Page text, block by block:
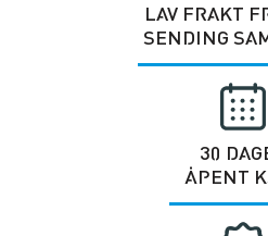
LAV FRAKT
SENDING
30
ÅPENT